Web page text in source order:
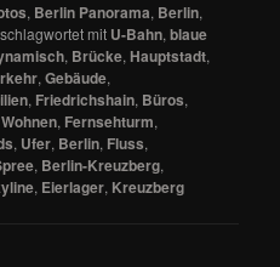
, Berlin Panorama, Berlin,
mit U-Bahn,blaue
, Brücke, Hauptstadt,
,Gebäude,
, Friedrichshain, Büros,
Wohnen, Fernsehturm,
, Ufer, Berlin, Fluss,
, Berlin-Kreuzberg,
, Eierlager, Kreuzberg